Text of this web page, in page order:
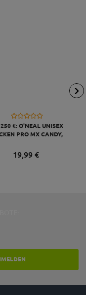
€: O'NEAL UNISEX
PRO MX CANDY,
19,99 €